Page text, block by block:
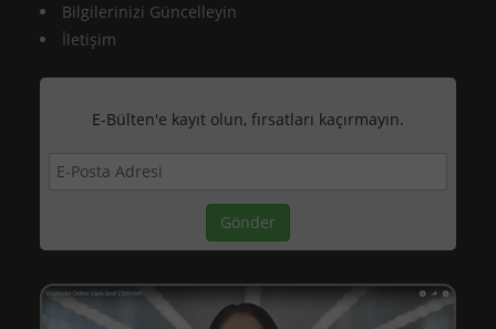
Bilgilerinizi Güncelleyin
İletişim
E-Bülten'e kayıt olun, fırsatları kaçırmayın.